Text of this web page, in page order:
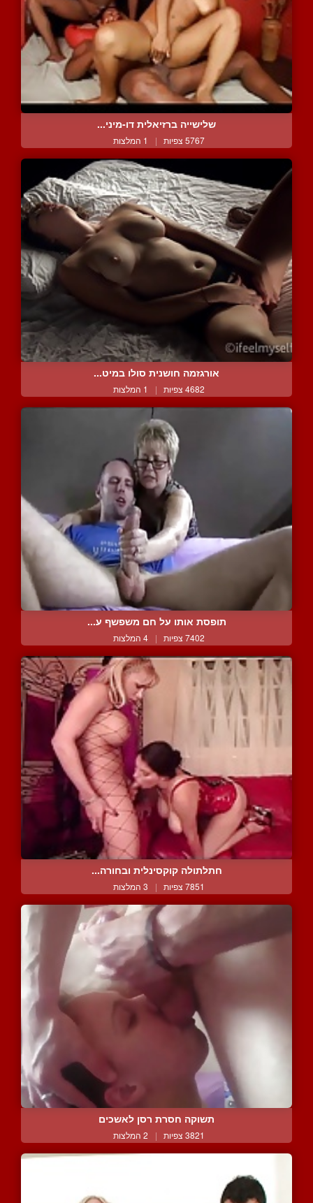
שלישייה ברזיאלית דו-מיני...
5767 צפיות | 1 המלצות
אורגזמה חושנית סולו במיט...
4682 צפיות | 1 המלצות
תופסת אותו על חם משפשף ע...
7402 צפיות | 4 המלצות
חתלתולה קוקסינלית ובחורה...
7851 צפיות | 3 המלצות
תשוקה חסרת רסן לאשכים
3821 צפיות | 2 המלצות